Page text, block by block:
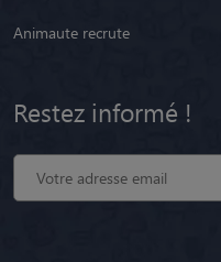
Animaute recrute
Restez informé !